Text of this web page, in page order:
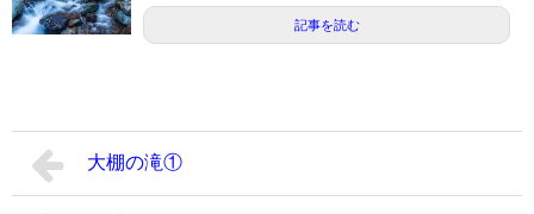
記事を読む
大棚の滝①